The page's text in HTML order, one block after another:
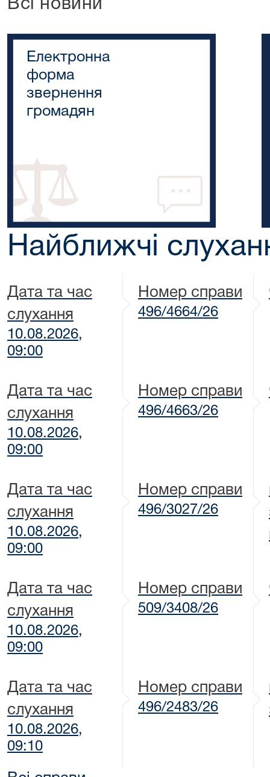
Всі новини
Електронна
форма
звернення
громадян
Найближчі
Дата та час
слухання
10.08.2026,
09:00
Номер справи
496/4664/26
Дата та час
слухання
10.08.2026,
09:00
Номер справи
496/4663/26
Дата та час
слухання
10.08.2026,
09:00
Номер справи
496/3027/26
Дата та час
слухання
10.08.2026,
09:00
Номер справи
509/3408/26
Дата та час
слухання
10.08.2026,
09:10
Номер справи
496/2483/26